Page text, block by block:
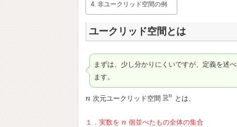
非ユークリッド空間の例
ユークリッド空間とは
まずは、少し分かりにくいですが、定義を述べ
ます。
n
n 次元ユークリッド空間 Rn
Rn とは、
１．実数を n
n 個並べたもの全体の集合